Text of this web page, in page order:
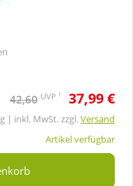
42,60 UVP 1 37,99 €
| inkl. MwSt. zzgl.Versand
Artikel verfügbar